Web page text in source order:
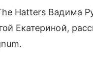
Hatters Вадима
Екатериной,